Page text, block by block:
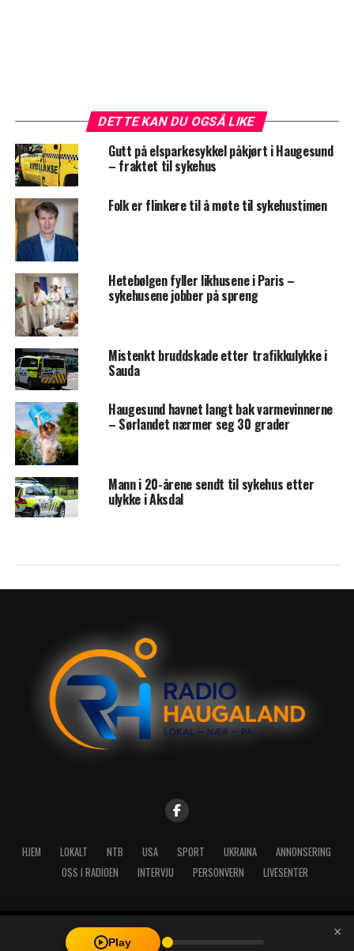
DETTE KAN DU OGSÅ LIKE
Gutt på elsparkesykkel påkjørt i Haugesund
– fraktet til sykehus
Folk er flinkere til å møte til sykehustimen
Hetebølgen fyller likhusene i Paris –
sykehusene jobber på spreng
Mistenkt bruddskade etter trafikkulykke i
Sauda
Haugesund havnet langt bak varmevinnerne
– Sørlandet nærmer seg 30 grader
Mann i 20-årene sendt til sykehus etter
ulykke i Aksdal
HJEM LOKALT NTB USA SPORT UKRAINA
ANNONSERING
OSS I RADIOEN
INTERVJU PERSONVERN LIVESENTER
Copyright © 2026 A-Media AS | Radio Haugaland - Haraldsgata 114,
5527 Haugesund - Mail: post@radioh.no - Telefon: 52717273
Play
×